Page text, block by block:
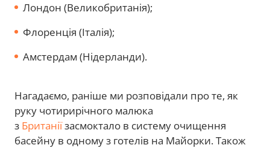
Лондон (Великобританія);
Флоренція (Італія);
Амстердам (Нідерланди).
Нагадаємо, раніше ми розповідали про те, як
руку чотирирічного малюка
з Британіїзасмоктало в систему очищення
басейну в одному з готелів на Майорки. Також